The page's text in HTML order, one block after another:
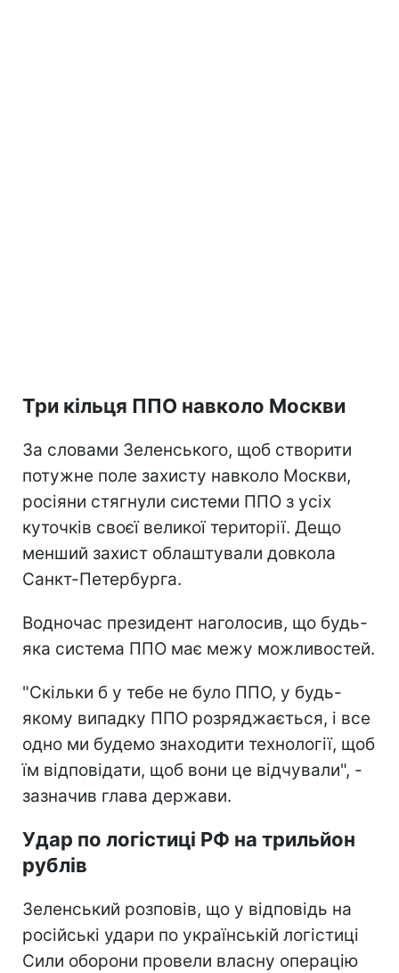
Три кільця ППО навколо Москви
За словами Зеленського, щоб створити
потужне поле захисту навколо Москви,
росіяни стягнули системи ППО з усіх
куточків своєї великої території. Дещо
менший захист облаштували довкола
Санкт-Петербурга.
Водночас президент наголосив, що будь-
яка система ППО має межу можливостей.
"Скільки б у тебе не було ППО, у будь-
якому випадку ППО розряджається, і все
одно ми будемо знаходити технології, щоб
їм відповідати, щоб вони це відчували", -
зазначив глава держави.
Удар по логістиці РФ на трильйон
рублів
Зеленський розповів, що у відповідь на
російські удари по українській логістиці
Сили оборони провели власну операцію